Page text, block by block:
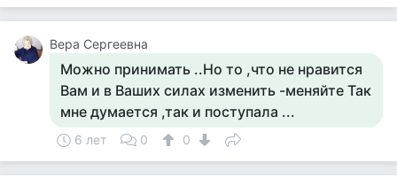
Вера Сергеевна
Можно принимать ..Но то ,что не нравится
Вам и в Ваших силах изменить -меняйте Так
мне думается ,так и поступала ...
6 лет 0 0